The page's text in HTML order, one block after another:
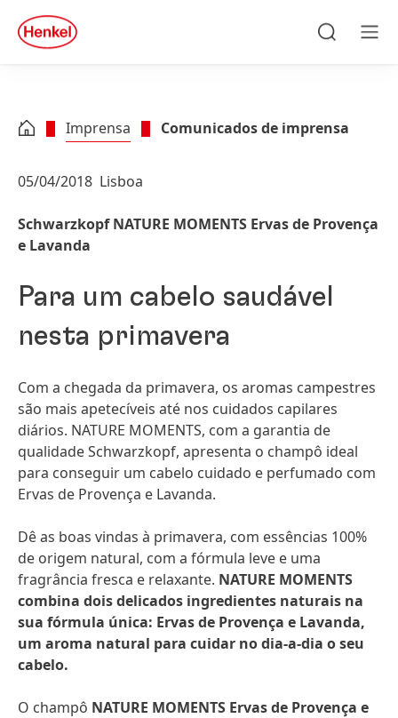
Skip to footer
quick
search
Imprensa Comunicados de imprensa
05/04/2018 Lisboa
Schwarzkopf NATURE MOMENTS Ervas de Provença
e Lavanda
Para um cabelo saudável
nesta primavera
Com a chegada da primavera, os aromas campestres
são mais apetecíveis até nos cuidados capilares
diários. NATURE MOMENTS, com a garantia de
qualidade Schwarzkopf, apresenta o champô ideal
para conseguir um cabelo cuidado e perfumado com
Ervas de Provença e Lavanda.
Dê as boas vindas à primavera, com essências 100%
de origem natural, com a fórmula leve e uma
fragrância fresca e relaxante. NATURE MOMENTS
combina dois delicados ingredientes naturais na
sua fórmula única: Ervas de Provença e Lavanda,
um aroma natural para cuidar no dia-a-dia o seu
cabelo.
O champô NATURE MOMENTS Ervas de Provença e